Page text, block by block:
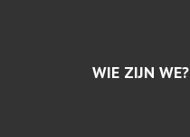
WIE ZIJN WE?